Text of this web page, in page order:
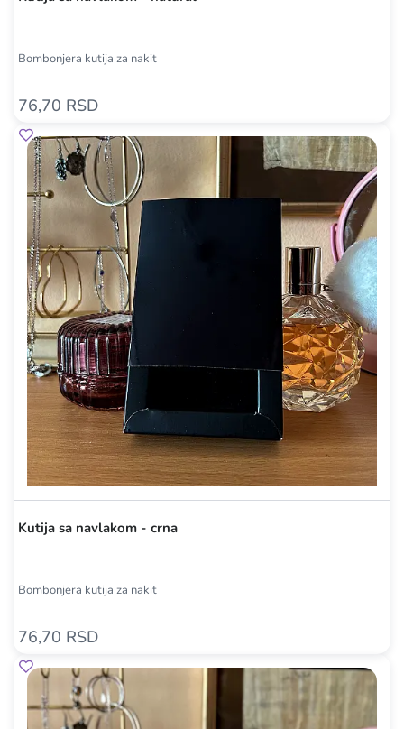
Bombonjera kutija za nakit
76,70 RSD
Kutija sa navlakom - crna
Bombonjera kutija za nakit
76,70 RSD